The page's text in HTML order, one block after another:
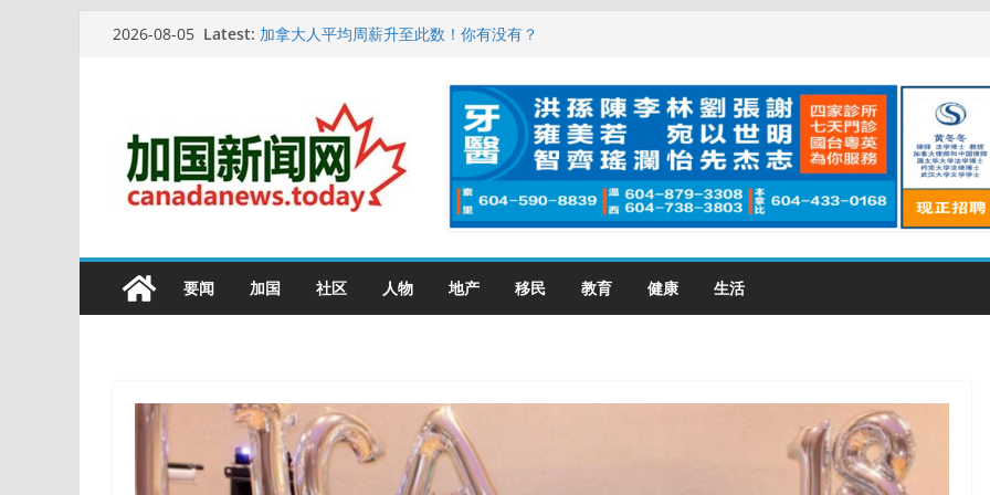
2026-08-05 Latest: 10万人排队入籍加拿大！美占一半，现在申请要等19个月
特鲁多半裸与水果姐海滩激吻! 热恋一年感情持续升温
更多名校恢复SAT 考试，新学年大学申请开跑7个大不同
要闻 加国 社区 人物 地产 移民 教育 健康 生活